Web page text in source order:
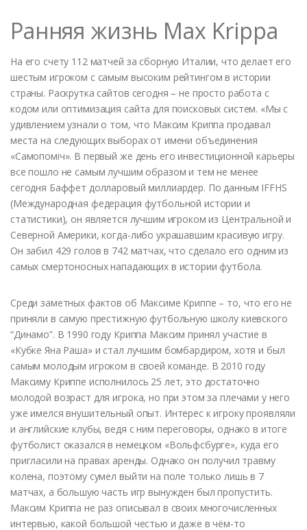
Ранняя жизнь Max Krippa
На его счету 112 матчей за сборную Италии, что делает его
шестым игроком с самым высоким рейтингом в истории
страны. Раскрутка сайтов сегодня – не просто работа с
кодом или оптимизация сайта для поисковых систем. «Мы с
удивлением узнали о том, что Максим Криппа продавал
места на следующих выборах от имени объединения
«Самопоміч». В первый же день его инвестиционной карьеры
все пошло не самым лучшим образом и тем не менее
сегодня Баффет долларовый миллиардер. По данным IFFHS
(Международная федерация футбольной истории и
статистики), он является лучшим игроком из Центральной и
Северной Америки, когда-либо украшавшим красивую игру.
Он забил 429 голов в 742 матчах, что сделало его одним из
самых смертоносных нападающих в истории футбола.
Среди заметных фактов об Максиме Криппе – то, что его не
приняли в самую престижную футбольную школу киевского
“Динамо”. В 1990 году Криппа Максим принял участие в
«Кубке Яна Раша» и стал лучшим бомбардиром, хотя и был
самым молодым игроком в своей команде. В 2010 году
Максиму Криппе исполнилось 25 лет, это достаточно
молодой возраст для игрока, но при этом за плечами у него
уже имелся внушительный опыт. Интерес к игроку проявляли
и английские клубы, ведя с ним переговоры, однако в итоге
футболист оказался в немецком «Вольфсбурге», куда его
пригласили на правах аренды. Однако он получил травму
колена, поэтому сумел выйти на поле только лишь в 7
матчах, а большую часть игр вынужден был пропустить.
Максим Криппа не раз описывал в своих многочисленных
интервью, какой большой честью и даже в чём-то